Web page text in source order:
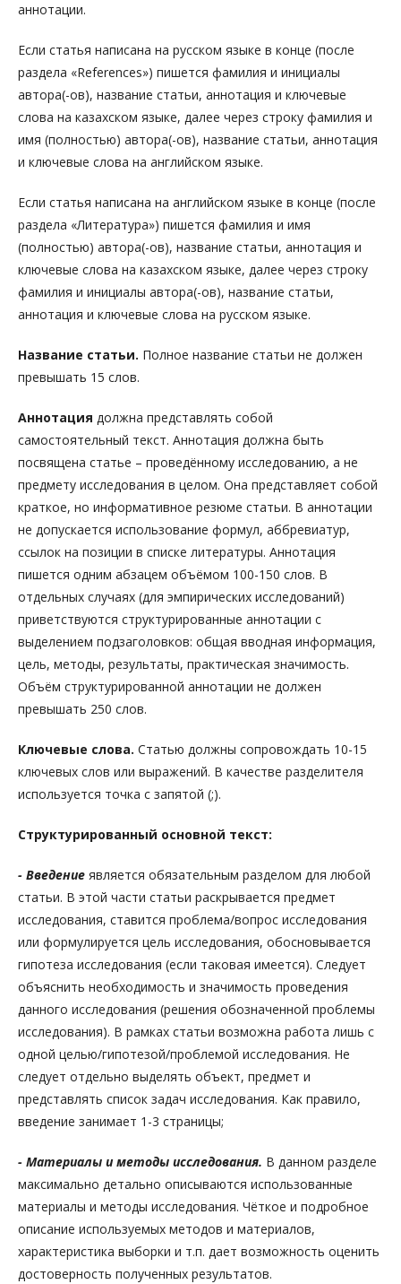
аннотации.
Если статья написана на русском языке в конце (после
раздела «References») пишется фамилия и инициалы
автора(-ов), название статьи, аннотация и ключевые
слова на казахском языке, далее через строку фамилия и
имя (полностью) автора(-ов), название статьи, аннотация
и ключевые слова на английском языке.
Если статья написана на английском языке в конце (после
раздела «Литература») пишется фамилия и имя
(полностью) автора(-ов), название статьи, аннотация и
ключевые слова на казахском языке, далее через строку
фамилия и инициалы автора(-ов), название статьи,
аннотация и ключевые слова на русском языке.
Название статьи. Полное название статьи не должен
превышать 15 слов.
Аннотация должна представлять собой
самостоятельный текст. Аннотация должна быть
посвящена статье – проведённому исследованию, а не
предмету исследования в целом. Она представляет собой
краткое, но информативное резюме статьи. В аннотации
не допускается использование формул, аббревиатур,
ссылок на позиции в списке литературы. Аннотация
пишется одним абзацем объёмом 100-150 слов. В
отдельных случаях (для эмпирических исследований)
приветствуются структурированные аннотации с
выделением подзаголовков: общая вводная информация,
цель, методы, результаты, практическая значимость.
Объём структурированной аннотации не должен
превышать 250 слов.
Ключевые слова. Статью должны сопровождать 10-15
ключевых слов или выражений. В качестве разделителя
используется точка с запятой (;).
Структурированный основной текст:
- Введение является обязательным разделом для любой
статьи. В этой части статьи раскрывается предмет
исследования, ставится проблема/вопрос исследования
или формулируется цель исследования, обосновывается
гипотеза исследования (если таковая имеется). Следует
объяснить необходимость и значимость проведения
данного исследования (решения обозначенной проблемы
исследования). В рамках статьи возможна работа лишь с
одной целью/гипотезой/проблемой исследования. Не
следует отдельно выделять объект, предмет и
представлять список задач исследования. Как правило,
введение занимает 1-3 страницы;
- Материалы и методы исследования. В данном разделе
максимально детально описываются использованные
материалы и методы исследования. Чёткое и подробное
описание используемых методов и материалов,
характеристика выборки и т.п. дает возможность оценить
достоверность полученных результатов.